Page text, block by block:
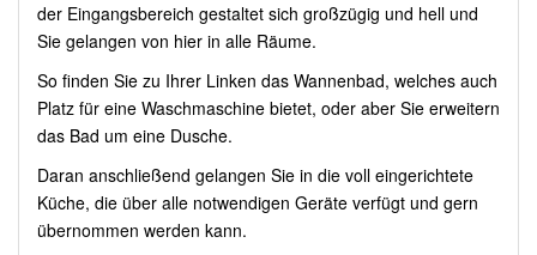
der Eingangsbereich gestaltet sich großzügig und hell und
Sie gelangen von hier in alle Räume.
So finden Sie zu Ihrer Linken das Wannenbad, welches auch
Platz für eine Waschmaschine bietet, oder aber Sie erweitern
das Bad um eine Dusche.
Daran anschließend gelangen Sie in die voll eingerichtete
Küche, die über alle notwendigen Geräte verfügt und gern
übernommen werden kann.